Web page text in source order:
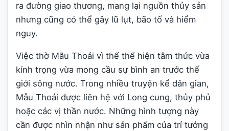
ra đường giao thương, mang lại nguồn thủy sản
nhưng cũng có thể gây lũ lụt, bão tố và hiểm
nguy.
Việc thờ Mẫu Thoải vì thế thể hiện tâm thức vừa
kính trọng vừa mong cầu sự bình an trước thế
giới sông nước. Trong nhiều truyện kể dân gian,
Mẫu Thoải được liên hệ với Long cung, thủy phủ
hoặc các vị thần nước. Những hình tượng này
cần được nhìn nhận như sản phẩm của trí tưởng